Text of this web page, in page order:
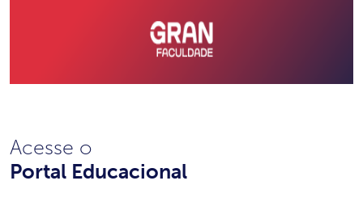
Acesse o
Portal Educacional